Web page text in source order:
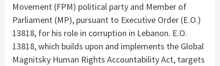
Movement (FPM) political party and Member of
Parliament (MP), pursuant to Executive Order (E.O.)
13818, for his role in corruption in Lebanon. E.O.
13818, which builds upon and implements the Global
Magnitsky Human Rights Accountability Act, targets